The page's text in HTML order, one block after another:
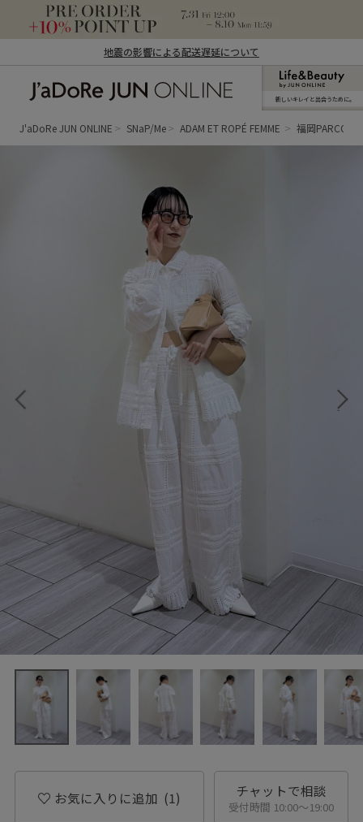
地震の影響による配送遅延について
ン オンライン）
新しいキレイと出合うために。
J'aDoRe JUN ONLINE SNaP/Me ADAM ET ROPÉ FEMME 福岡PARCO
お気に入りに追加 (1) チャットで相談
受付時間 10:00〜19:00